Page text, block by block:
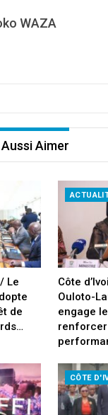
WAZA
Aimer
Le
de
Côte
Ouloto-
engage
CÔTE